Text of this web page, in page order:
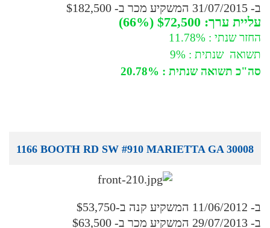
ב- 31/07/2015 המשקיע מכר ב- $182,500
עליית ערך: $72,500 (66%)
החזר שנתי : 11.78%
תשואה שנתית : 9%
סה"כ תשואה שנתית : 20.78%
1166 BOOTH RD SW #910 MARIETTA GA 30008
ב- 11/06/2012 המשקיע קנה ב-$53,750
ב- 29/07/2013 המשקיע מכר ב- $63,500